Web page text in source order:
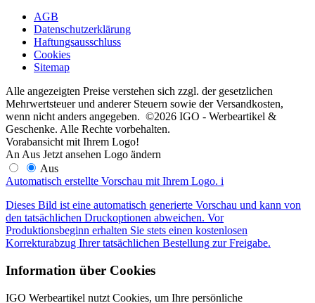
AGB
Datenschutzerklärung
Haftungsausschluss
Cookies
Sitemap
Alle angezeigten Preise verstehen sich zzgl. der gesetzlichen
Mehrwertsteuer und anderer Steuern sowie der Versandkosten,
wenn nicht anders angegeben. ©2026 IGO - Werbeartikel &
Geschenke. Alle Rechte vorbehalten.
Vorabansicht mit Ihrem Logo!
An Aus Jetzt ansehen Logo ändern
Aus
Automatisch erstellte Vorschau mit Ihrem Logo. i
Dieses Bild ist eine automatisch generierte Vorschau und kann von
den tatsächlichen Druckoptionen abweichen. Vor
Produktionsbeginn erhalten Sie stets einen kostenlosen
Korrekturabzug Ihrer tatsächlichen Bestellung zur Freigabe.
Information über Cookies
IGO Werbeartikel nutzt Cookies, um Ihre persönliche